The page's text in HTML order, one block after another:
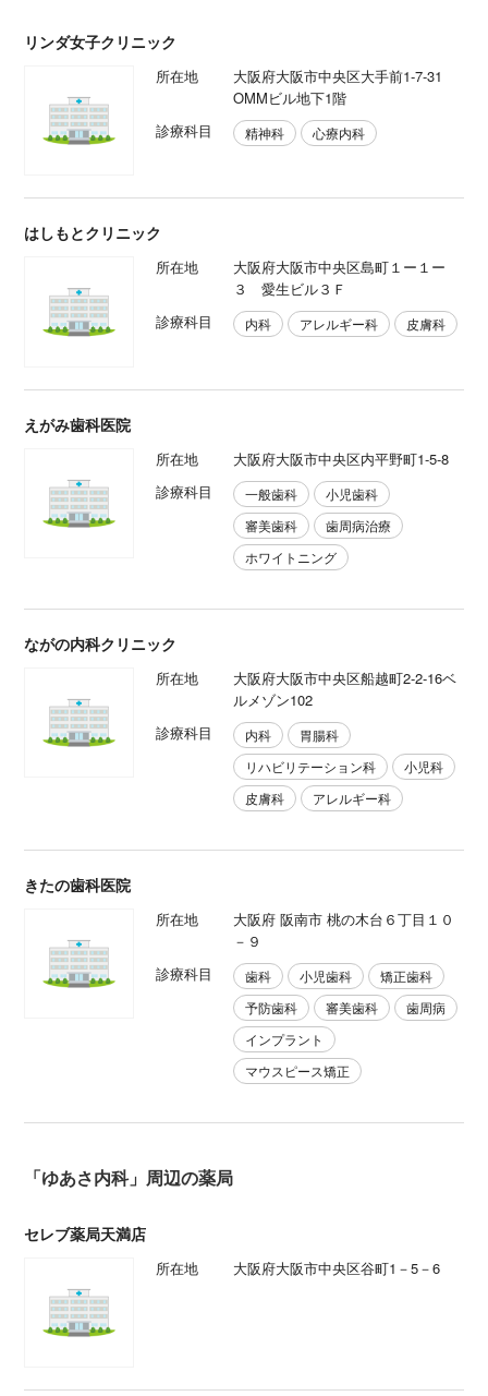
リンダ女子クリニック
所在地
大阪府大阪市中央区大手前1‐7-31
OMMビル地下1階
診療科目
精神科 心療内科
はしもとクリニック
所在地
大阪府大阪市中央区島町１ー１ー
３ 愛生ビル３Ｆ
診療科目
内科 アレルギー科 皮膚科
えがみ歯科医院
所在地
大阪府大阪市中央区内平野町1-5-8
診療科目
一般歯科
小児歯科
審美歯科
歯周病治療
ホワイトニング
ながの内科クリニック
所在地
大阪府大阪市中央区船越町2-2-16ベ
ルメゾン102
診療科目
内科
胃腸科
リハビリテーション科
小児科
皮膚科
アレルギー科
きたの歯科医院
所在地
大阪府 阪南市 桃の木台６丁目１０
－９
診療科目
歯科 小児歯科
矯正歯科
予防歯科
審美歯科
歯周病
インプラント
マウスピース矯正
「ゆあさ内科」周辺の薬局
セレブ薬局天満店
所在地 大阪府大阪市中央区谷町1－5－6